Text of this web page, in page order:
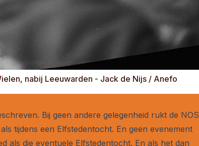
nabij Leeuwarden - Jack de Nijs / Anefo
Bij geen andere gelegenheid rukt de NOS
tijdens een Elfstedentocht. En geen evenement
als die eventuele Elfstedentocht. En als het dan